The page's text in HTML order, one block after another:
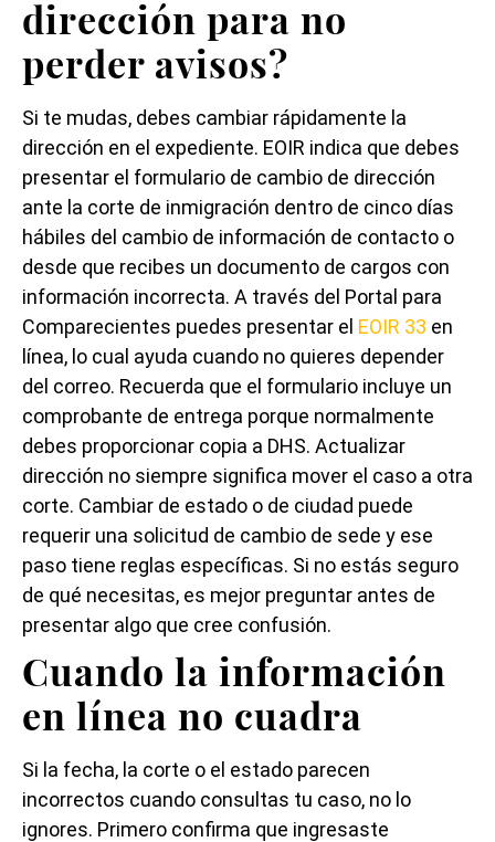
dirección para no
perder avisos?
Si te mudas, debes cambiar rápidamente la
dirección en el expediente. EOIR indica que debes
presentar el formulario de cambio de dirección
ante la corte de inmigración dentro de cinco días
hábiles del cambio de información de contacto o
desde que recibes un documento de cargos con
información incorrecta. A través del Portal para
Comparecientes puedes presentar el EOIR 33 en
línea, lo cual ayuda cuando no quieres depender
del correo. Recuerda que el formulario incluye un
comprobante de entrega porque normalmente
debes proporcionar copia a DHS. Actualizar
dirección no siempre significa mover el caso a otra
corte. Cambiar de estado o de ciudad puede
requerir una solicitud de cambio de sede y ese
paso tiene reglas específicas. Si no estás seguro
de qué necesitas, es mejor preguntar antes de
presentar algo que cree confusión.
Cuando la información
en línea no cuadra
Si la fecha, la corte o el estado parecen
incorrectos cuando consultas tu caso, no lo
ignores. Primero confirma que ingresaste